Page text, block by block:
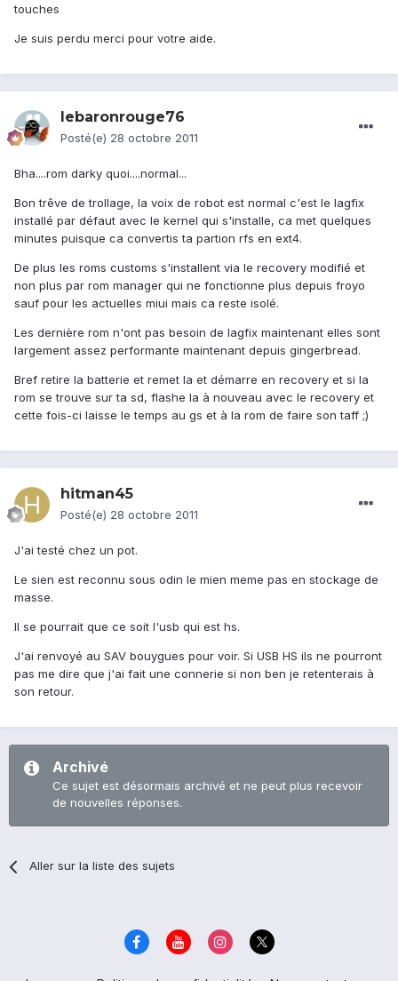
touches
Je suis perdu merci pour votre aide.
lebaronrouge76
Posté(e) 28 octobre 2011
Bha....rom darky quoi....normal...
Bon trêve de trollage, la voix de robot est normal c'est le lagfix
installé par défaut avec le kernel qui s'installe, ca met quelques
minutes puisque ca convertis ta partion rfs en ext4.
De plus les roms customs s'installent via le recovery modifié et
non plus par rom manager qui ne fonctionne plus depuis froyo
sauf pour les actuelles miui mais ca reste isolé.
Les dernière rom n'ont pas besoin de lagfix maintenant elles sont
largement assez performante maintenant depuis gingerbread.
Bref retire la batterie et remet la et démarre en recovery et si la
rom se trouve sur ta sd, flashe la à nouveau avec le recovery et
cette fois-ci laisse le temps au gs et à la rom de faire son taff ;)
hitman45
Posté(e) 28 octobre 2011
J'ai testé chez un pot.
Le sien est reconnu sous odin le mien meme pas en stockage de
masse.
Il se pourrait que ce soit l'usb qui est hs.
J'ai renvoyé au SAV bouygues pour voir. Si USB HS ils ne pourront
pas me dire que j'ai fait une connerie si non ben je retenterais à
son retour.
Archivé
Ce sujet est désormais archivé et ne peut plus recevoir
de nouvelles réponses.
Aller sur la liste des sujets